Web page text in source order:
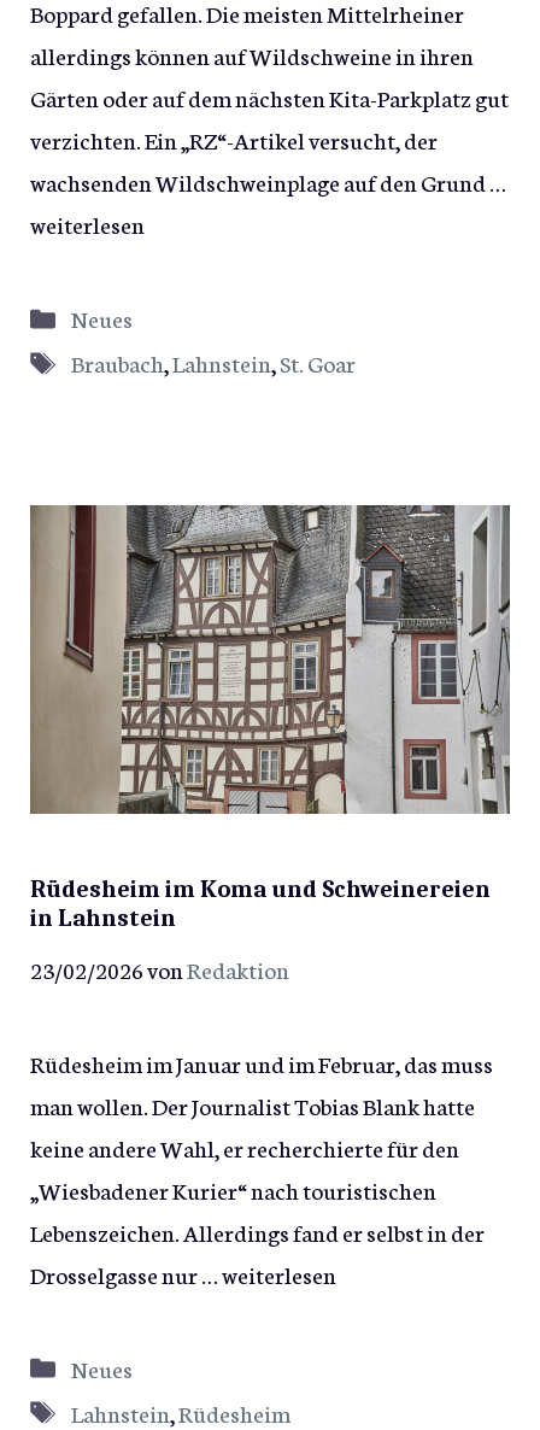
Boppard gefallen. Die meisten Mittelrheiner
allerdings können auf Wildschweine in ihren
Gärten oder auf dem nächsten Kita-Parkplatz gut
verzichten. Ein „RZ“-Artikel versucht, der
wachsenden Wildschweinplage auf den Grund …
weiterlesen
Kategorien
Neues
Schlagwörter
Braubach,Lahnstein,St. Goar
Rüdesheim im Koma und Schweinereien
in Lahnstein
23/02/2026vonRedaktion
Rüdesheim im Januar und im Februar, das muss
man wollen. Der Journalist Tobias Blank hatte
keine andere Wahl, er recherchierte für den
„Wiesbadener Kurier“ nach touristischen
Lebenszeichen. Allerdings fand er selbst in der
Drosselgasse nur …weiterlesen
Kategorien
Neues
Schlagwörter
Lahnstein,Rüdesheim